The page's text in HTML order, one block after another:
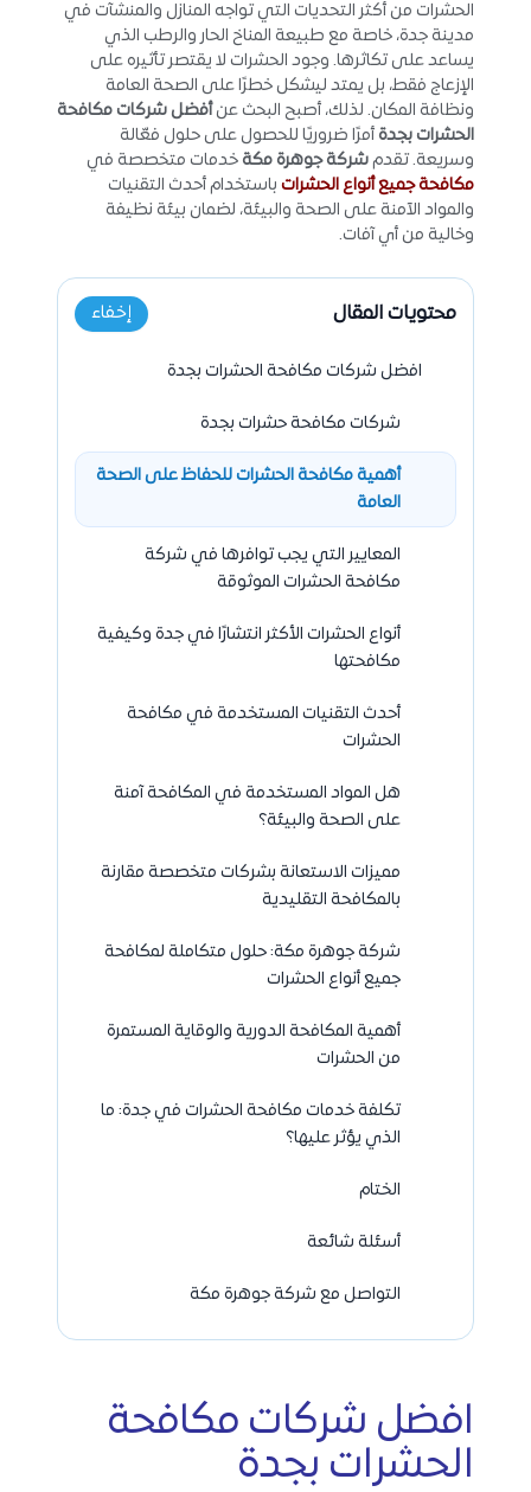
الحشرات من أكثر التحديات التي تواجه المنازل والمنشآت في
مدينة جدة، خاصة مع طبيعة المناخ الحار والرطب الذي
يساعد على تكاثرها. وجود الحشرات لا يقتصر تأثيره على
الإزعاج فقط، بل يمتد ليشكل خطرًا على الصحة العامة
ونظافة المكان. لذلك، أصبح البحث عنأفضل شركات مكافحة
الحشرات بجدة أمرًا ضروريًا للحصول على حلول فعّالة
وسريعة. تقدمشركة جوهرة مكة خدمات متخصصة في
مكافحة جميع أنواع الحشرات باستخدام أحدث التقنيات
والمواد الآمنة على الصحة والبيئة، لضمان بيئة نظيفة
وخالية من أي آفات.
محتويات المقال إخفاء
افضل شركات مكافحة الحشرات بجدة
شركات مكافحة حشرات بجدة
أهمية مكافحة الحشرات للحفاظ على الصحة
العامة
المعايير التي يجب توافرها في شركة
مكافحة الحشرات الموثوقة
أنواع الحشرات الأكثر انتشارًا في جدة وكيفية
مكافحتها
أحدث التقنيات المستخدمة في مكافحة
الحشرات
هل المواد المستخدمة في المكافحة آمنة
على الصحة والبيئة؟
مميزات الاستعانة بشركات متخصصة مقارنة
بالمكافحة التقليدية
شركة جوهرة مكة: حلول متكاملة لمكافحة
جميع أنواع الحشرات
أهمية المكافحة الدورية والوقاية المستمرة
من الحشرات
تكلفة خدمات مكافحة الحشرات في جدة: ما
الذي يؤثر عليها؟
الختام
أسئلة شائعة
التواصل مع شركة جوهرة مكة
افضل شركات مكافحة
الحشرات بجدة